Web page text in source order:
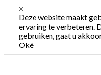
Deze website maakt
ervaring te verbeteren.
gebruiken, gaat u
Oké